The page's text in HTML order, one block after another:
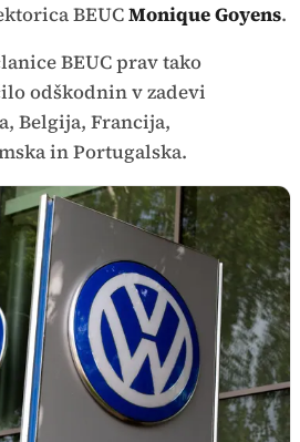
BEUCMonique Goyens.
BEUC prav tako
odškodnin v zadevi
Belgija, Francija,
in Portugalska.